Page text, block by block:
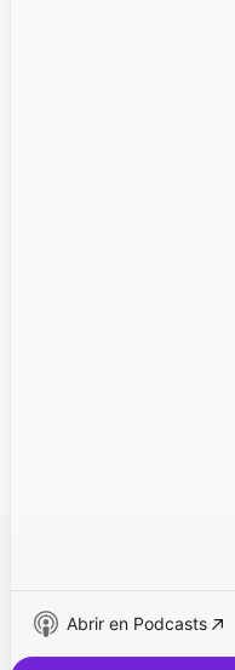
Abrir en Podcasts